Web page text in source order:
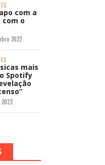
com a
o
2022
mais
Spotify